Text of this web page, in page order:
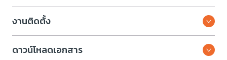
งานติดตั้ง
ดาวน์โหลดเอกสาร